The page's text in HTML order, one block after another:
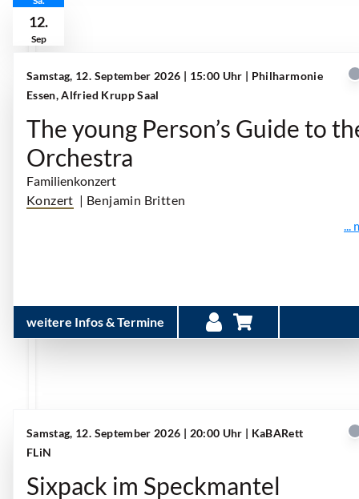
12.
Sep
Samstag, 12. September 2026 | 15:00 Uhr | Philharmonie
Essen, Alfried Krupp Saal
The young Person’s Guide to
Orchestra
Familienkonzert
Konzert | Benjamin Britten
...
weitere Infos & Termine
Samstag, 12. September 2026 | 20:00 Uhr | KaBARett
FLiN
Sixpack im Speckmantel